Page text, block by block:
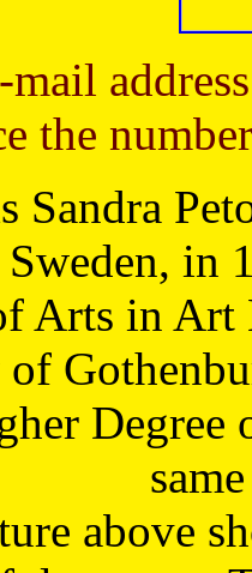
the
Sandra
in
Arts in Art
Degree
above